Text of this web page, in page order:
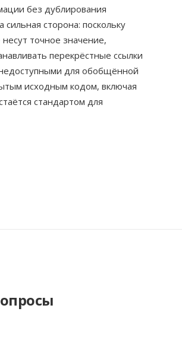
без дублирования
сторона: поскольку
точное значение,
перекрёстные ссылки
для обобщённой
исходным кодом, включая
стандартом для